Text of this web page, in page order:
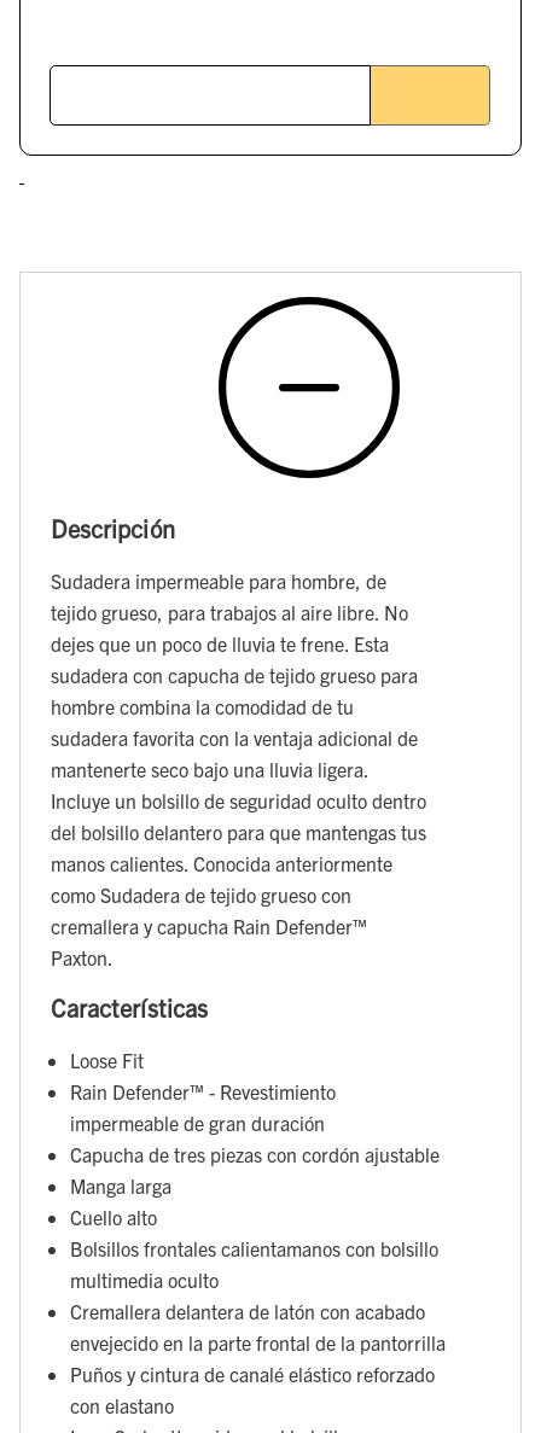
Descripción
Sudadera impermeable para hombre, de
tejido grueso, para trabajos al aire libre. No
dejes que un poco de lluvia te frene. Esta
sudadera con capucha de tejido grueso para
hombre combina la comodidad de tu
sudadera favorita con la ventaja adicional de
mantenerte seco bajo una lluvia ligera.
Incluye un bolsillo de seguridad oculto dentro
del bolsillo delantero para que mantengas tus
manos calientes. Conocida anteriormente
como Sudadera de tejido grueso con
cremallera y capucha Rain Defender™
Paxton.
Características
Loose Fit
Rain Defender™ - Revestimiento
impermeable de gran duración
Capucha de tres piezas con cordón ajustable
Manga larga
Cuello alto
Bolsillos frontales calientamanos con bolsillo
multimedia oculto
Cremallera delantera de latón con acabado
envejecido en la parte frontal de la pantorrilla
Puños y cintura de canalé elástico reforzado
con elastano